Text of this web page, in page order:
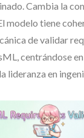
Cambia la
modelo tiene
de validar
centrándose
lideranza en